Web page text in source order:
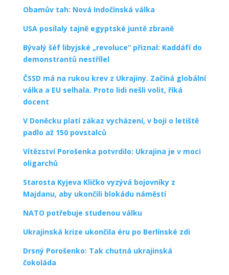
Obamův tah: Nová Indočínská válka
USA posílaly tajně egyptské juntě zbraně
Bývalý šéf libyjské „revoluce“ přiznal: Kaddáfí do
demonstrantů nestřílel
ČSSD má na rukou krev z Ukrajiny. Začíná globální
válka a EU selhala. Proto lidi nešli volit, říká
docent
V Doněcku platí zákaz vycházení, v boji o letiště
padlo až 150 povstalců
Vítězství Porošenka potvrdilo: Ukrajina je v moci
oligarchů
Starosta Kyjeva Kličko vyzývá bojovníky z
Majdanu, aby ukončili blokádu náměstí
NATO potřebuje studenou válku
Ukrajinská krize ukončila éru po Berlínské zdi
Drsný Porošenko: Tak chutná ukrajinská
čokoláda